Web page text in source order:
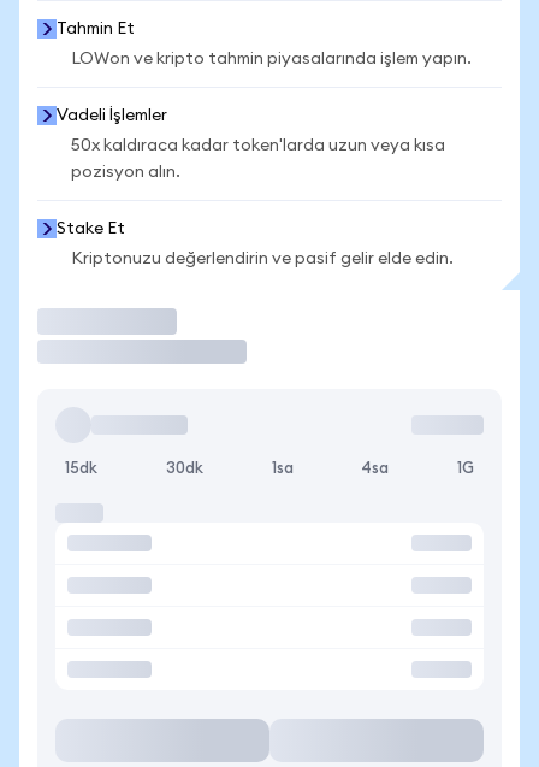
Tahmin Et
LOWon ve kripto tahmin piyasalarında işlem yapın.
Vadeli İşlemler
50x kaldıraca kadar token'larda uzun veya kısa
pozisyon alın.
Stake Et
Kriptonuzu değerlendirin ve pasif gelir elde edin.
15dk 30dk 1sa 4sa 1G